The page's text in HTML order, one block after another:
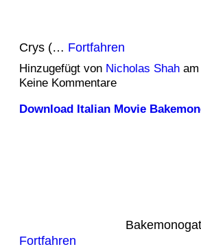
Crys (… Fortfahren
Hinzugefügt von Nicholas Shaham
Keine Kommentare
Download Italian Movie
Fortfahren